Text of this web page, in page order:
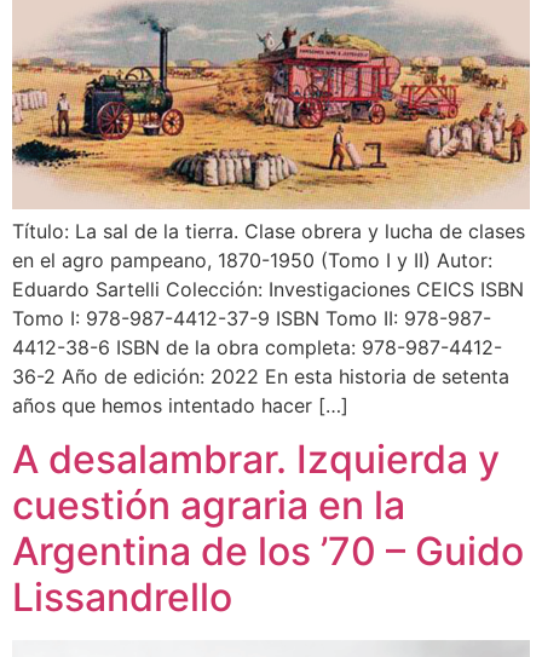
Título: La sal de la tierra. Clase obrera y lucha de clases
en el agro pampeano, 1870-1950 (Tomo I y II) Autor:
Eduardo Sartelli Colección: Investigaciones CEICS ISBN
Tomo I: 978-987-4412-37-9 ISBN Tomo II: 978-987-
4412-38-6 ISBN de la obra completa: 978-987-4412-
36-2 Año de edición: 2022 En esta historia de setenta
años que hemos intentado hacer […]
A desalambrar. Izquierda y
cuestión agraria en la
Argentina de los ’70 – Guido
Lissandrello